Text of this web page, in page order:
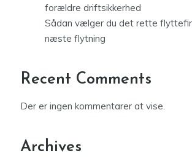
forældre driftsikkerhed
Sådan vælger du det rette
næste flytning
Recent Comments
Der er ingen kommentarer at vise.
Archives